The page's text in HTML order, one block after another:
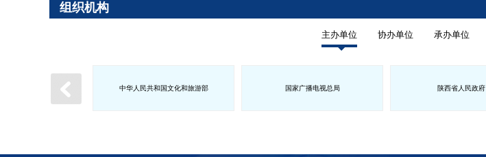
组织机构
主办单位 协办单位 承办单位
中华人民共和国文化和旅游部 国家广播电视总局 陕西省人民政府